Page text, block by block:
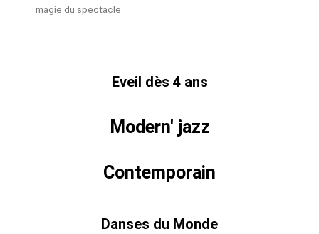
magie du spectacle.
Eveil dès 4 ans
Modern' jazz
Contemporain
Danses du Monde